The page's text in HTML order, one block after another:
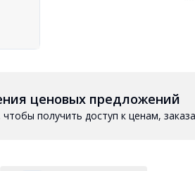
ценовых предложений
чтобы получить доступ к ценам,